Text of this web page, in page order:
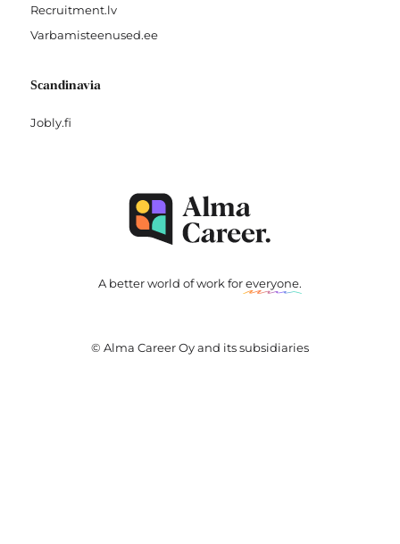
Recruitment.lv
Varbamisteenused.ee
Scandinavia
Jobly.fi
A better world of work foreveryone.
© Alma Career Oy and its subsidiaries